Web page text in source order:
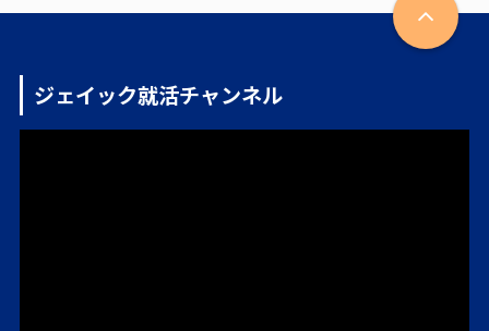
ジェイック就活チャンネル